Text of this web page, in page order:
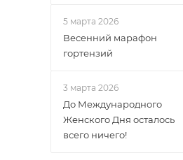
5 марта 2026
Весенний марафон
гортензий
3 марта 2026
До Международного
Женского Дня осталось
всего ничего!